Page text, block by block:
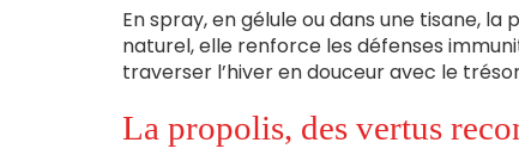
En spray, en gélule ou dans une tisane,
naturel, elle renforce les défenses
traverser l’hiver en douceur avec le
La propolis, des vertus